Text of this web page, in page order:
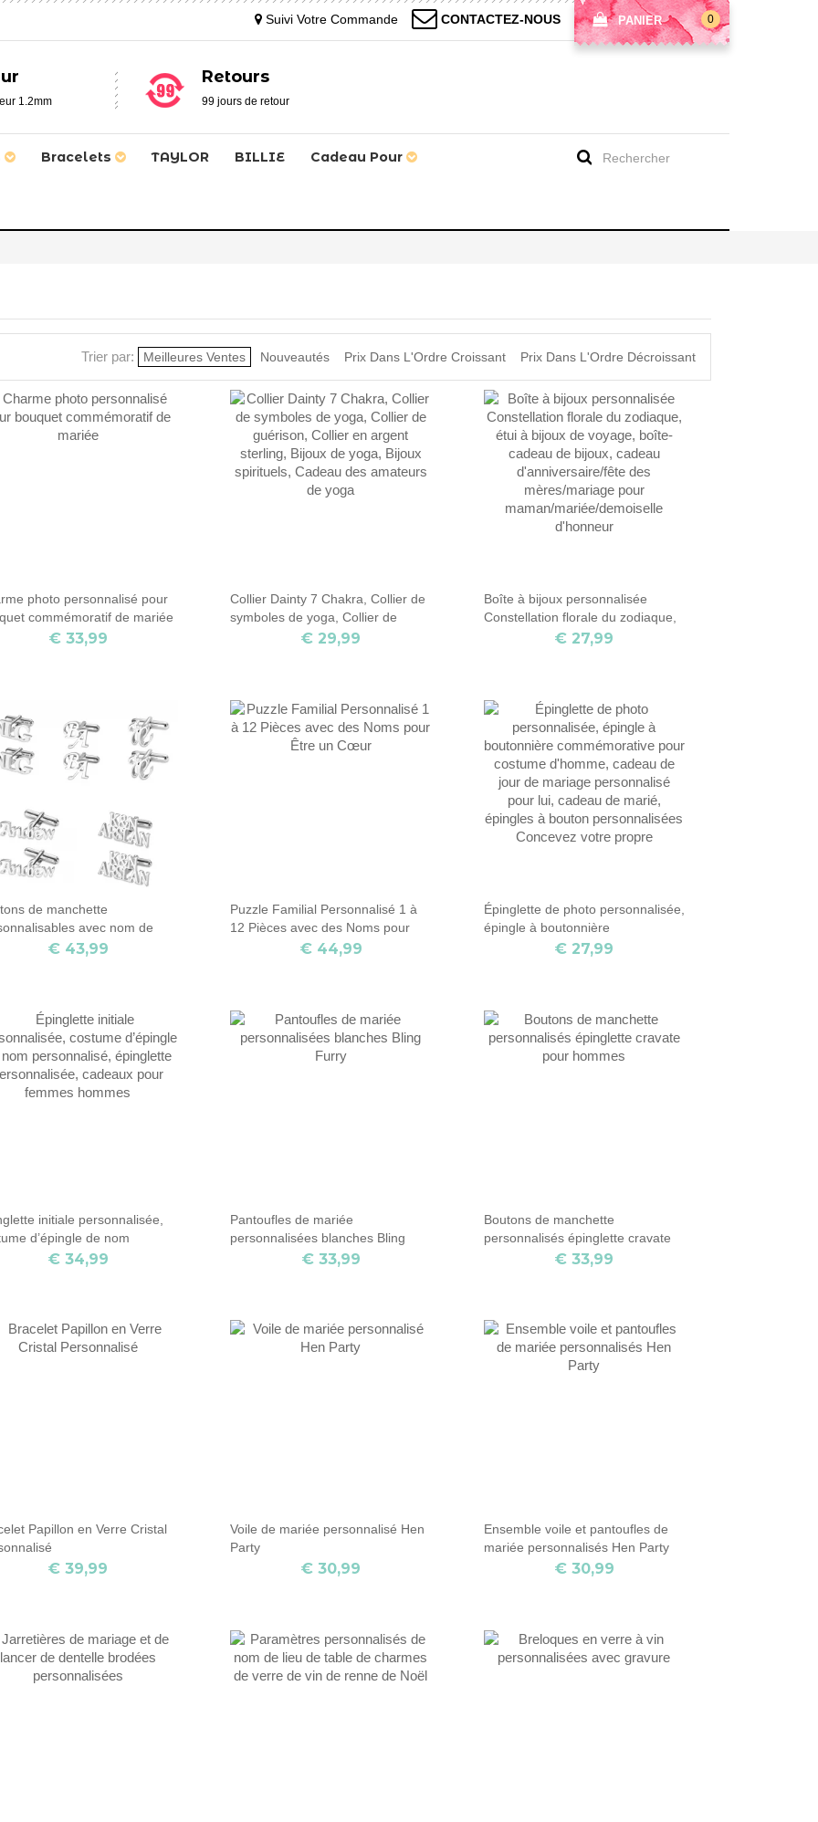
PANIER 0
CONTACTEZ-NOUS
Suivi Votre Commande
1.2mm
Retours
99 jours de retour
Bracelets TAYLOR BILLIE Cadeau Pour
Trier par: Meilleures Ventes Nouveautés Prix Dans L'Ordre Croissant Prix Dans L'Ordre Décroissant
photo personnalisé pour
commémoratif de mariée
€ 33,99
Collier Dainty 7 Chakra, Collier de
symboles de yoga, Collier de
guérison, Collier en argent
€ 29,99
Boîte à bijoux personnalisée
Constellation florale du zodiaque,
étui à bijoux de voyage, boîte-
maman/mariée/demoiselle
d'honneur
€ 27,99
de manchette
avec nom de
€ 43,99
Puzzle Familial Personnalisé 1 à
12 Pièces avec des Noms pour
Être un Cœur€ 44,99
Épinglette de photo personnalisée,
épingle à boutonnière
commémorative pour costume
bouton personnalisées Concevez
votre propre
€ 27,99
initiale personnalisée,
d’épingle de nom
épinglette
€ 34,99
Pantoufles de mariée
personnalisées blanches Bling
€ 33,99
Boutons de manchette
personnalisés épinglette cravate
pour hommes€ 33,99
Papillon en Verre Cristal
€ 39,99
Voile de mariée personnalisé Hen
Party
€ 30,99
Ensemble voile et pantoufles de
mariée personnalisés Hen Party
€ 30,99